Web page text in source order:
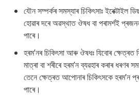
যৌন সম্পৰ্কৰ সমস্যাৰ চিকিৎসাঃ ইৰেক্টাইল
হোৱাৰ দৰে অৱস্থাত ঔষধ বা পৰামৰ্শই
পাৰে।
হৰম’নৰ চিকিৎসা আৰু ঔষধঃ যিবোৰ ক্ষেত্ৰত
মাত্ৰা বা শৰীৰে হৰম’ন ব্যৱহাৰ কৰাৰ ধৰণৰ
তেনে ক্ষেত্ৰত আপোনাৰ চিকিৎসকে হৰম’ন
পাৰে।